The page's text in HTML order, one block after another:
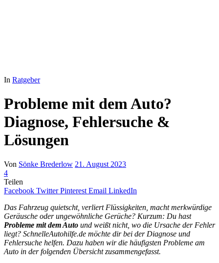
In Ratgeber
Probleme mit dem Auto?
Diagnose, Fehlersuche &
Lösungen
Von Sönke Brederlow 21. August 2023
4
Teilen
Facebook Twitter Pinterest Email LinkedIn
Das Fahrzeug quietscht, verliert Flüssigkeiten, macht merkwürdige
Geräusche oder ungewöhnliche Gerüche? Kurzum: Du hast
Probleme mit dem Auto und weißt nicht, wo die Ursache der Fehler
liegt? SchnelleAutohilfe.de möchte dir bei der Diagnose und
Fehlersuche helfen. Dazu haben wir die häufigsten Probleme am
Auto in der folgenden Übersicht zusammengefasst.